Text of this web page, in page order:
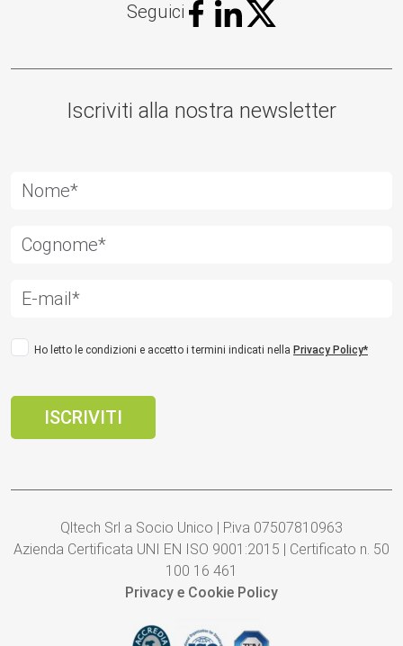
Seguici
Iscriviti alla nostra newsletter
Ho letto le condizioni e accetto i termini indicati nella Privacy Policy*
Qltech Srl a Socio Unico | P.iva 07507810963
Azienda Certificata UNI EN ISO 9001:2015 | Certificato n. 50
100 16 461
Privacy e Cookie Policy